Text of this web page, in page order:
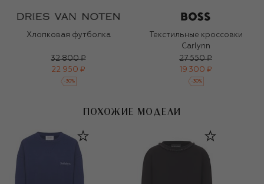
Хлопковая футболка
32 800 ₽
22 950 ₽
-30%
Текстильные кроссовки
Carlynn
27 550 ₽
19 300 ₽
-30%
ПОХОЖИЕ МОДЕЛИ